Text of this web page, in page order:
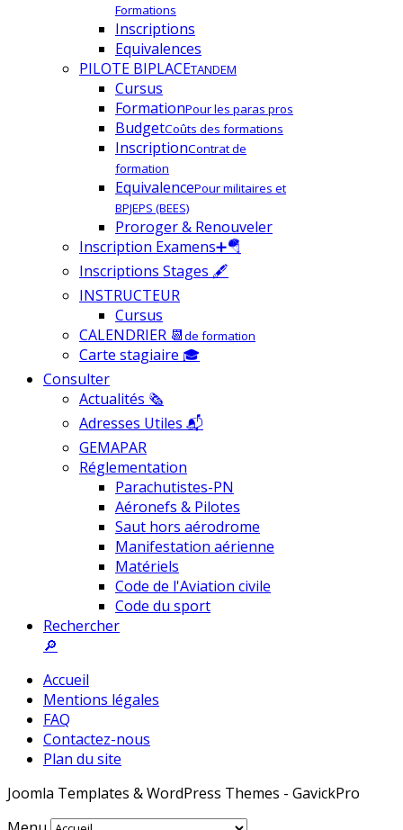
Formations
Inscriptions
Equivalences
PILOTE BIPLACETANDEM
Cursus
FormationPour les paras pros
BudgetCoûts des formations
InscriptionContrat de
formation
EquivalencePour militaires et
BPJEPS (BEES)
Proroger & Renouveler
Inscription Examens➕🪂
Inscriptions Stages 🖋
INSTRUCTEUR
Cursus
CALENDRIER 📆de formation
Carte stagiaire 🎓
Consulter
Actualités 🗞
Adresses Utiles 📬
GEMAPAR
Réglementation
Parachutistes-PN
Aéronefs & Pilotes
Saut hors aérodrome
Manifestation aérienne
Matériels
Code de l'Aviation civile
Code du sport
Rechercher
🔎
Accueil
Mentions légales
FAQ
Contactez-nous
Plan du site
Joomla Templates & WordPress Themes - GavickPro